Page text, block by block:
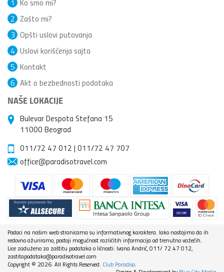
Ko smo mi?
1
Zašto mi?
2
Opšti uslovi putovanja
3
Uslovi korišćenja sajta
4
Kontakt
5
Akt o bezbednosti podataka
6
NAŠE LOKACIJE
Bulevar Despota Stefana 15
11000 Beograd
011/72 47 012 | 011/72 47 707
office@paradisotravel.com
Podaci na našim web stranicama su informativnog karaktera. Iako nastojimo da ih
redovno ažuriramo, postoji mogućnost različitih informacija od trenutno važećih.
Lice zaduženo za zaštitu podataka o ličnosti: Ivana Andrić, 011/ 72 47 012,
zastitapodataka@paradisotravel.com
Copyright © 2026. All Rights Reserved. Club Paradiso.